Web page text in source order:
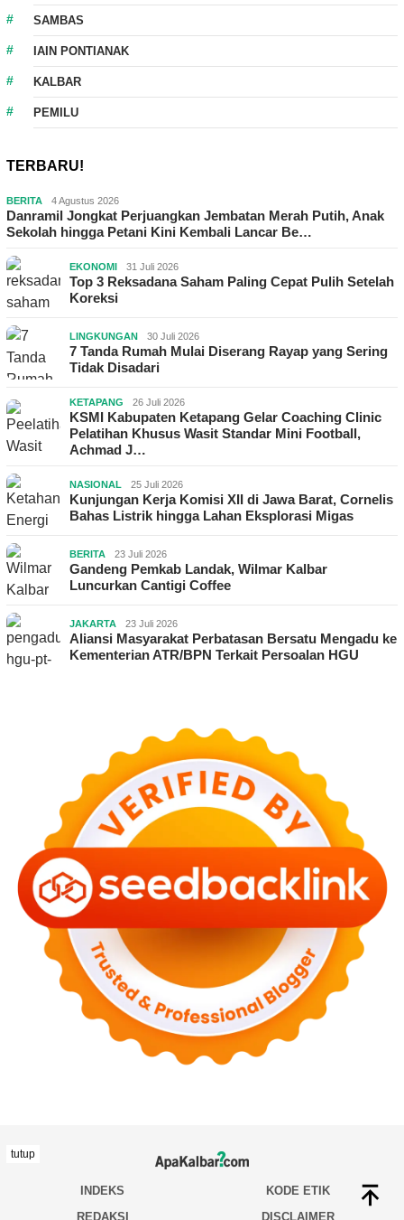
SAMBAS
IAIN PONTIANAK
KALBAR
PEMILU
TERBARU!
BERITA 4 Agustus 2026
Danramil Jongkat Perjuangkan Jembatan Merah Putih, Anak
Sekolah hingga Petani Kini Kembali Lancar Be…
EKONOMI 31 Juli 2026
Top 3 Reksadana Saham Paling Cepat Pulih Setelah
Koreksi
LINGKUNGAN 30 Juli 2026
7 Tanda Rumah Mulai Diserang Rayap yang Sering
Tidak Disadari
KETAPANG 26 Juli 2026
KSMI Kabupaten Ketapang Gelar Coaching Clinic
Pelatihan Khusus Wasit Standar Mini Football,
Achmad J…
NASIONAL 25 Juli 2026
Kunjungan Kerja Komisi XII di Jawa Barat, Cornelis
Bahas Listrik hingga Lahan Eksplorasi Migas
BERITA 23 Juli 2026
Gandeng Pemkab Landak, Wilmar Kalbar
Luncurkan Cantigi Coffee
JAKARTA 23 Juli 2026
Aliansi Masyarakat Perbatasan Bersatu Mengadu ke
Kementerian ATR/BPN Terkait Persoalan HGU
INDEKS
KODE ETIK
REDAKSI
DISCLAIMER
tutup